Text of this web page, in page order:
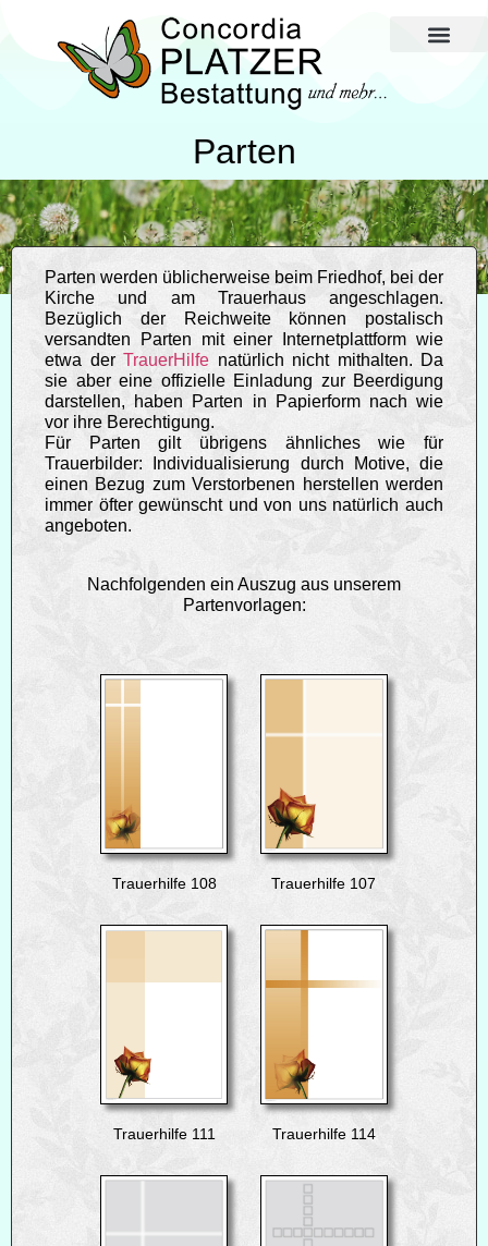
Parten
Parten werden üblicherweise beim Friedhof, bei der
Kirche und am Trauerhaus angeschlagen.
Bezüglich der Reichweite können postalisch
versandten Parten mit einer Internetplattform wie
etwa der TrauerHilfe natürlich nicht mithalten. Da
sie aber eine offizielle Einladung zur Beerdigung
darstellen, haben Parten in Papierform nach wie
vor ihre Berechtigung.
Für Parten gilt übrigens ähnliches wie für
Trauerbilder: Individualisierung durch Motive, die
einen Bezug zum Verstorbenen herstellen werden
immer öfter gewünscht und von uns natürlich auch
angeboten.
Nachfolgenden ein Auszug aus unserem
Partenvorlagen:
Trauerhilfe 108 Trauerhilfe 107
Trauerhilfe 111 Trauerhilfe 114